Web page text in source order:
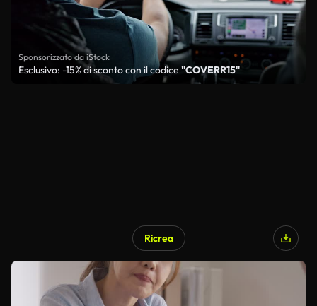
Sponsorizzato da iStock
Esclusivo: -15% di sconto con il codice "COVERR15"
Ricrea